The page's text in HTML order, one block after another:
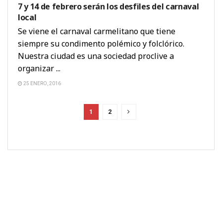
7 y 14 de febrero serán los desfiles del carnaval
local
Se viene el carnaval carmelitano que tiene
siempre su condimento polémico y folclórico.
Nuestra ciudad es una sociedad proclive a
organizar ...
25 ENERO, 2016
1 2